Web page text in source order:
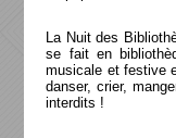
La Nuit des
se fait en
musicale et festive
danser, crier,
interdits !